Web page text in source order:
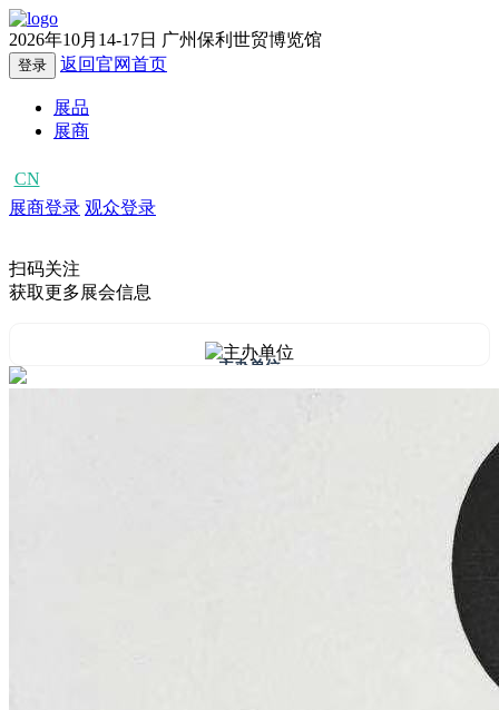
2026年10月14-17日 广州保利世贸博览馆
登录 返回官网首页
展品
展商
CN
展商登录 观众登录
扫码关注
获取更多展会信息
主办单位